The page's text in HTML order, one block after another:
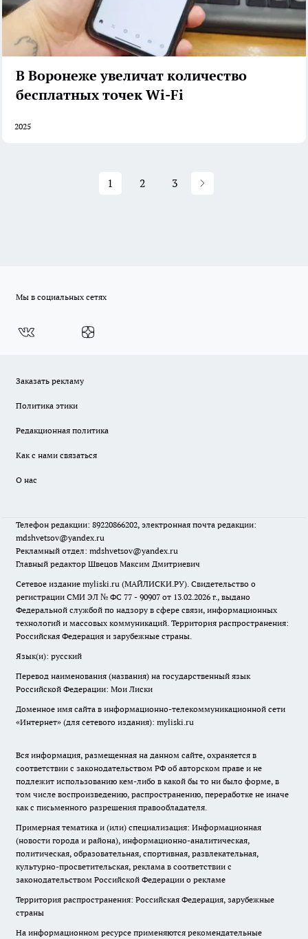
В Воронеже увеличат количество
бесплатных точек Wi-Fi
2025
1 2 3
Мы в социальных сетях
Заказать рекламу
Политика этики
Редакционная политика
Как с нами связаться
О нас
Телефон редакции: 89220866202, электронная почта редакции:
mdshvetsov@yandex.ru
Рекламный отдел: mdshvetsov@yandex.ru
Главный редактор Швецов Максим Дмитриевич
Сетевое издание myliski.ru (МАЙЛИСКИ.РУ). Свидетельство о
регистрации СМИ ЭЛ № ФС 77 - 90907 от 13.02.2026 г., выдано
Федеральной службой по надзору в сфере связи, информационных
технологий и массовых коммуникаций. Территория распространения:
Российская Федерация и зарубежные страны.
Язык(и): русский
Перевод наименования (названия) на государственный язык
Российской Федерации: Мои Лиски
Доменное имя сайта в информационно-телекоммуникационной сети
«Интернет» (для сетевого издания): myliski.ru
Вся информация, размещенная на данном сайте, охраняется в
соответствии с законодательством РФ об авторском праве и не
подлежит использованию кем-либо в какой бы то ни было форме, в
том числе воспроизведению, распространению, переработке не иначе
как с письменного разрешения правообладателя.
Примерная тематика и (или) специализация: Информационная
(новости города и района), информационно-аналитическая,
политическая, образовательная, спортивная, развлекательная,
культурно-просветительская, реклама в соответствии с
законодательством Российской Федерации о рекламе
Территория распространения: Российская Федерация, зарубежные
страны
На информационном ресурсе применяются рекомендательные